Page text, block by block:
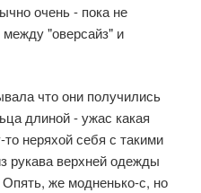
очень - пока не
"оверсайз" и
что они получились
длиной - ужас какая
неряхой себя с такими
рукава верхней одежды
же модненько-с, но